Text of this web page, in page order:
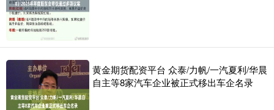
黄金期货配资平台 众泰/力帆/一汽夏利/华晨
自主等8家汽车企业被正式移出车企名录